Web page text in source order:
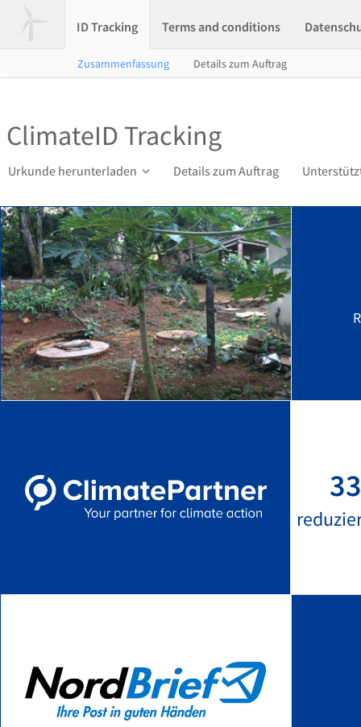
ID Tracking Terms and conditions
Zusammenfassung Details zum Auftrag
ClimateID Tracking
Urkunde herunterladen Details zum Auftrag